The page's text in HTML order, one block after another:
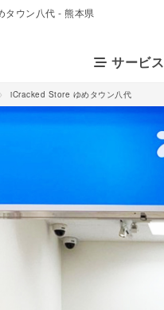
ウン八代 - 熊本県
サービス
iCracked Store ゆめタウン八代